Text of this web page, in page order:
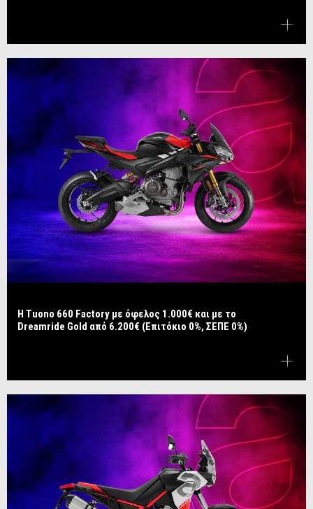
Η Tuono 660 Factory με όφελος 1.000€ και με το
Dreamride Gold από 6.200€ (Επιτόκιο 0%, ΣΕΠΕ 0%)